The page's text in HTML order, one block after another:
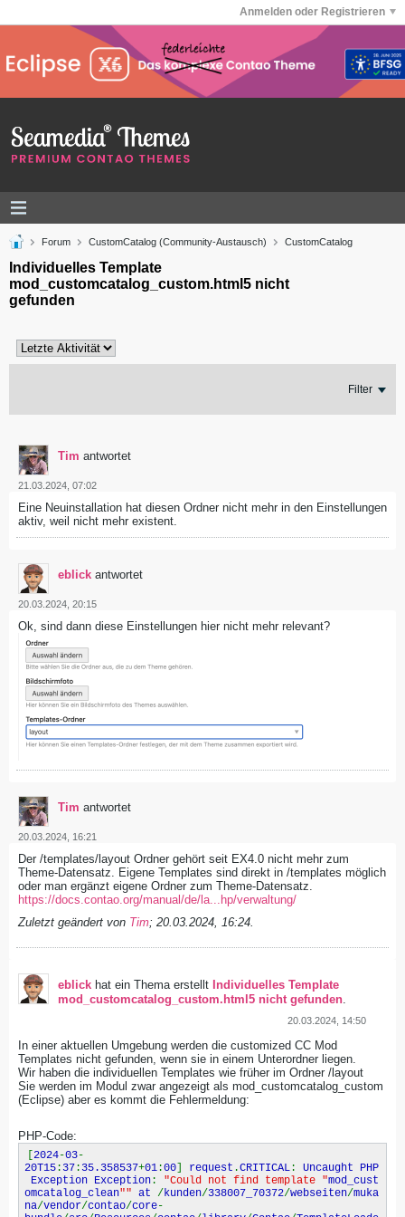
Anmelden oder Registrieren
Forum CustomCatalog (Community-Austausch) CustomCatalog
Individuelles Template
mod_customcatalog_custom.html5 nicht
gefunden
Filter
Tim antwortet
21.03.2024, 07:02
Eine Neuinstallation hat diesen Ordner nicht mehr in den Einstellungen
aktiv, weil nicht mehr existent.
eblick antwortet
20.03.2024, 20:15
Ok, sind dann diese Einstellungen hier nicht mehr relevant?
Tim antwortet
20.03.2024, 16:21
Der /templates/layout Ordner gehört seit EX4.0 nicht mehr zum
Theme-Datensatz. Eigene Templates sind direkt in /templates möglich
oder man ergänzt eigene Ordner zum Theme-Datensatz.
https://docs.contao.org/manual/de/la...hp/verwaltung/
Zuletzt geändert von Tim; 20.03.2024, 16:24
eblick hat ein Thema erstellt Individuelles Template
mod_customcatalog_custom.html5 nicht gefunden
20.03.2024, 14:50
In einer aktuellen Umgebung werden die customized CC Mod
Templates nicht gefunden, wenn sie in einem Unterordner liegen.
Wir haben die individuellen Templates wie früher im Ordner /layout
Sie werden im Modul zwar angezeigt als mod_customcatalog_custom
(Eclipse) aber es kommt die Fehlermeldung:
PHP-Code:
[2024-03-
20T15 : 37 : 35.358537+01 :00] request .CRITICAL : Uncaught PHP
Exception Exception : "Could not find template "mod_cust
omcatalog_clean"" at /kunden/338007_70372/webseiten/muka
na/vendor/contao/core-